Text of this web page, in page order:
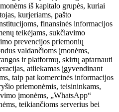
iš kapitalo grupės, kuriai
kurjeriams, pašto
finansinės informacijos
teikėjams, sukčiavimo
prevencijos priemonių
valdančioms įmonėms,
ir platformų, skirtų aptarnauti
atliekamas įgyvendinant
taip pat komercinės informacijos
priemonėmis, teisininkams,
įmonėms, „WhatsApp“
teikiančioms serverius bei